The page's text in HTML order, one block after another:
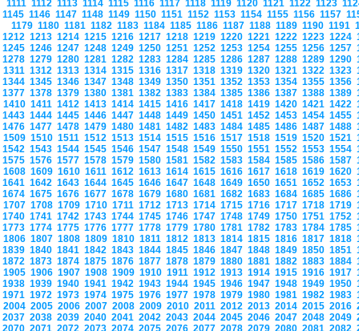
1111 1112 1113 1114 1115 1116 1117 1118 1119 1120 1121 1122 1123
1145 1146 1147 1148 1149 1150 1151 1152 1153 1154 1155 1156 1157
1179 1180 1181 1182 1183 1184 1185 1186 1187 1188 1189 1190 1191
1212 1213 1214 1215 1216 1217 1218 1219 1220 1221 1222 1223 1224
1245 1246 1247 1248 1249 1250 1251 1252 1253 1254 1255 1256 1257
1278 1279 1280 1281 1282 1283 1284 1285 1286 1287 1288 1289 1290
1311 1312 1313 1314 1315 1316 1317 1318 1319 1320 1321 1322 1323
1344 1345 1346 1347 1348 1349 1350 1351 1352 1353 1354 1355 1356
1377 1378 1379 1380 1381 1382 1383 1384 1385 1386 1387 1388 1389
1410 1411 1412 1413 1414 1415 1416 1417 1418 1419 1420 1421 1422
1443 1444 1445 1446 1447 1448 1449 1450 1451 1452 1453 1454 1455
1476 1477 1478 1479 1480 1481 1482 1483 1484 1485 1486 1487 1488
1509 1510 1511 1512 1513 1514 1515 1516 1517 1518 1519 1520 1521
1542 1543 1544 1545 1546 1547 1548 1549 1550 1551 1552 1553 1554
1575 1576 1577 1578 1579 1580 1581 1582 1583 1584 1585 1586 1587
1608 1609 1610 1611 1612 1613 1614 1615 1616 1617 1618 1619 1620
1641 1642 1643 1644 1645 1646 1647 1648 1649 1650 1651 1652 1653
1674 1675 1676 1677 1678 1679 1680 1681 1682 1683 1684 1685 1686
1707 1708 1709 1710 1711 1712 1713 1714 1715 1716 1717 1718 1719
1740 1741 1742 1743 1744 1745 1746 1747 1748 1749 1750 1751 1752
1773 1774 1775 1776 1777 1778 1779 1780 1781 1782 1783 1784 1785
1806 1807 1808 1809 1810 1811 1812 1813 1814 1815 1816 1817 1818
1839 1840 1841 1842 1843 1844 1845 1846 1847 1848 1849 1850 1851
1872 1873 1874 1875 1876 1877 1878 1879 1880 1881 1882 1883 1884
1905 1906 1907 1908 1909 1910 1911 1912 1913 1914 1915 1916 1917
1938 1939 1940 1941 1942 1943 1944 1945 1946 1947 1948 1949 1950
1971 1972 1973 1974 1975 1976 1977 1978 1979 1980 1981 1982 1983
2004 2005 2006 2007 2008 2009 2010 2011 2012 2013 2014 2015 2016
2037 2038 2039 2040 2041 2042 2043 2044 2045 2046 2047 2048 2049
2070 2071 2072 2073 2074 2075 2076 2077 2078 2079 2080 2081 2082